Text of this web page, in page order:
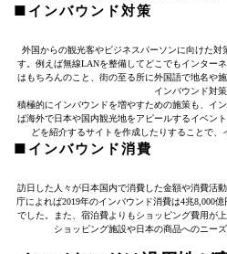
■インバウンド対策
外国からの観光客やビジネスパーソンに向けた対
す。例えば無線LANを整備してどこでもインター
はもちろんのこと、街の至る所に外国語で地名や
インバウンド対策
積極的にインバウンドを増やすための施策も、イ
ば海外で日本や国内観光地をアピールするイベン
どを紹介するサイトを作成したりすることで、
■インバウンド消費
訪日した人々が日本国内で消費した金額や消費活
庁によれば2019年のインバウンド消費は4兆8,000
でした。また、宿泊費よりもショッピング費用が
ショッピング施設や日本の商品へのニー